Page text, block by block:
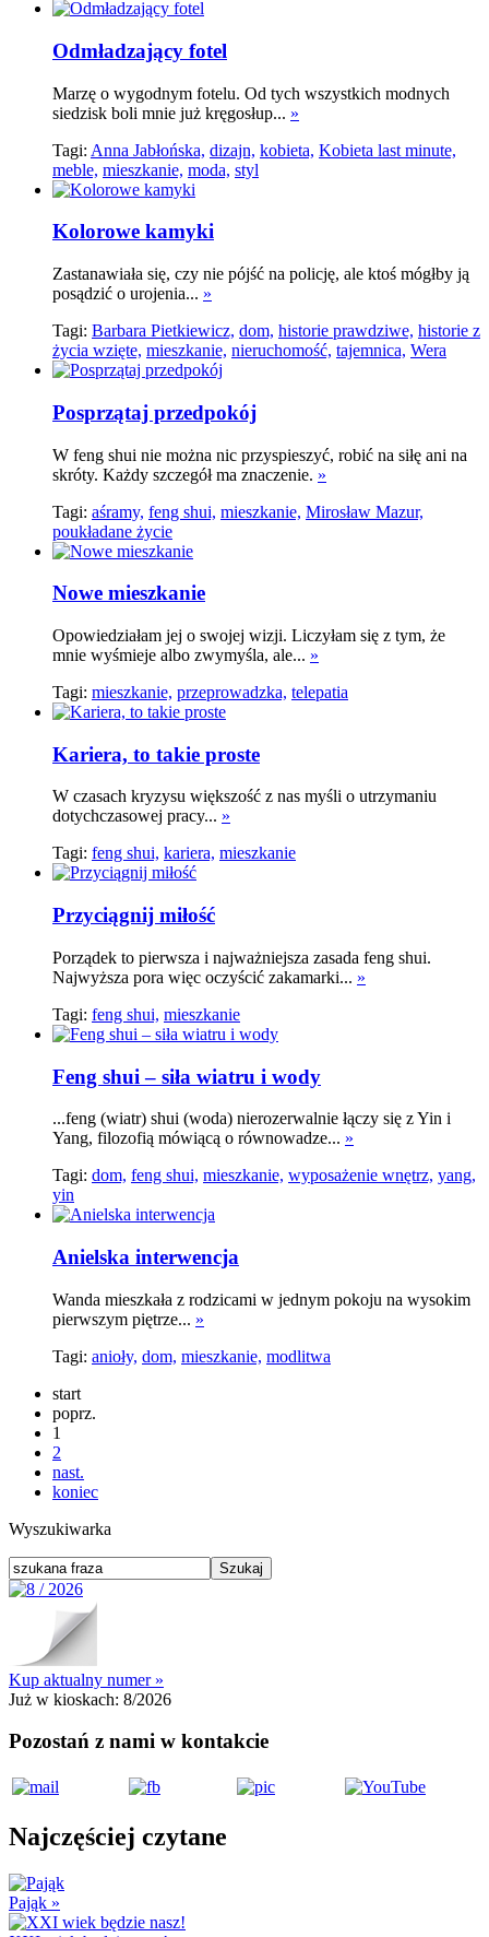
Odmładzający fotel
Marzę o wygodnym fotelu. Od tych wszystkich modnych
siedzisk boli mnie już kręgosłup... »
Tagi: Anna Jabłońska, dizajn, kobieta, Kobieta last minute,
meble, mieszkanie, moda, styl
Kolorowe kamyki
Zastanawiała się, czy nie pójść na policję, ale ktoś mógłby ją
posądzić o urojenia... »
Tagi: Barbara Pietkiewicz, dom, historie prawdziwe, historie z
życia wzięte, mieszkanie, nieruchomość, tajemnica, Wera
Posprzątaj przedpokój
W feng shui nie można nic przyspieszyć, robić na siłę ani na
skróty. Każdy szczegół ma znaczenie. »
Tagi: aśramy, feng shui, mieszkanie, Mirosław Mazur,
poukładane życie
Nowe mieszkanie
Opowiedziałam jej o swojej wizji. Liczyłam się z tym, że
mnie wyśmieje albo zwymyśla, ale... »
Tagi: mieszkanie, przeprowadzka, telepatia
Kariera, to takie proste
W czasach kryzysu większość z nas myśli o utrzymaniu
dotychczasowej pracy... »
Tagi: feng shui, kariera, mieszkanie
Przyciągnij miłość
Porządek to pierwsza i najważniejsza zasada feng shui.
Najwyższa pora więc oczyścić zakamarki... »
Tagi: feng shui, mieszkanie
Feng shui – siła wiatru i wody
...feng (wiatr) shui (woda) nierozerwalnie łączy się z Yin i
Yang, filozofią mówiącą o równowadze... »
Tagi: dom, feng shui, mieszkanie, wyposażenie wnętrz, yang,
yin
Anielska interwencja
Wanda mieszkała z rodzicami w jednym pokoju na wysokim
pierwszym piętrze... »
Tagi: anioły, dom, mieszkanie, modlitwa
start
poprz.
1
2
nast.
koniec
Wyszukiwarka
Kup aktualny numer »
Już w kioskach: 8/2026
Pozostań z nami w kontakcie
Najczęściej czytane
Pająk »